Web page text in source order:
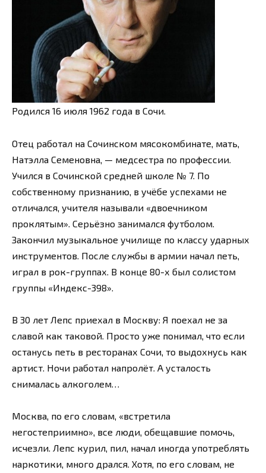
Родился 16 июля 1962 года в Сочи.
Отец работал на Сочинском мясокомбинате, мать,
Натэлла Семеновна, — медсестра по профессии.
Учился в Сочинской средней школе № 7. По
собственному признанию, в учёбе успехами не
отличался, учителя называли «двоечником
проклятым». Серьёзно занимался футболом.
Закончил музыкальное училище по классу ударных
инструментов. После службы в армии начал петь,
играл в рок-группах. В конце 80-х был солистом
группы «Индекс-398».
В 30 лет Лепс приехал в Москву: Я поехал не за
славой как таковой. Просто уже понимал, что если
останусь петь в ресторанах Сочи, то выдохнусь как
артист. Ночи работал напролёт. А усталость
снималась алкоголем…
Москва, по его словам, «встретила
негостеприимно», все люди, обещавшие помочь,
исчезли. Лепс курил, пил, начал иногда употреблять
наркотики, много дрался. Хотя, по его словам, не